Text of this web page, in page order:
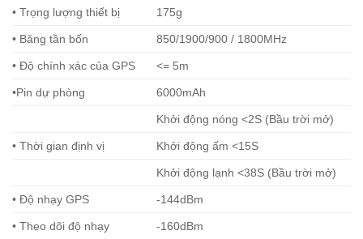
• Trọng lượng thiết bị 175g
• Băng tần bốn 850/1900/900 / 1800MHz
• Độ chính xác của GPS <= 5m
•Pin dự phòng 6000mAh
Khởi động nóng <2S (Bầu trời mở)
• Thời gian định vị Khởi động ấm <15S
Khởi động lạnh <38S (Bầu trời mở)
• Độ nhạy GPS -144dBm
• Theo dõi độ nhạy -160dBm